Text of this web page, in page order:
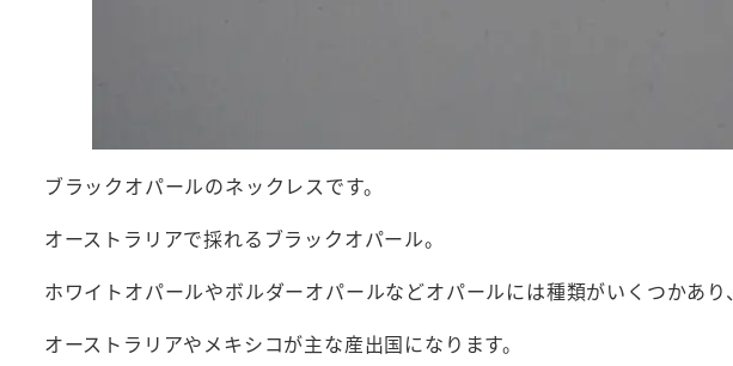
ブラックオパールのネックレスです。
オーストラリアで採れるブラックオパール。
ホワイトオパールやボルダーオパールなどオパールには種類がいくつかあり、
オーストラリアやメキシコが主な産出国になります。